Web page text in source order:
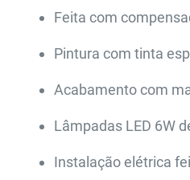
Feita com
Pintura com tinta
Acabamento com
Lâmpadas LED 6W
Instalação elétrica